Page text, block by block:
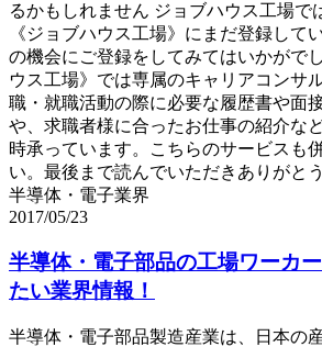
るかもしれません ジョブハウス工場で
《ジョブハウス工場》にまだ登録して
の機会にご登録をしてみてはいかがで
ウス工場》では専属のキャリアコンサ
職・就職活動の際に必要な履歴書や面
や、求職者様に合ったお仕事の紹介な
時承っています。こちらのサービスも
い。最後まで読んでいただきありがと
半導体・電子業界
2017/05/23
半導体・電子部品の工場ワーカ
たい業界情報！
半導体・電子部品製造産業は、日本の